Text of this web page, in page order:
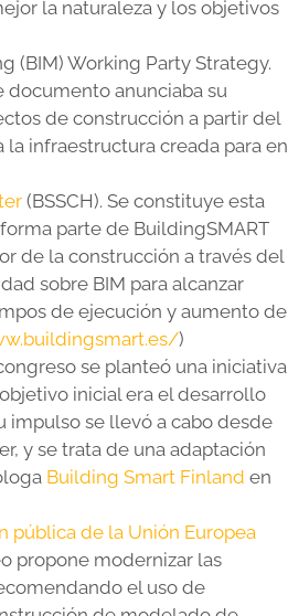
la naturaleza y los objetivos
(BIM) Working Party Strategy.
documento anunciaba su
de construcción a partir del
la infraestructura creada para en
(BSSCH). Se constituye esta
parte de BuildingSMART
de la construcción a través del
sobre BIM para alcanzar
de ejecución y aumento de
)
se planteó una iniciativa
inicial era el desarrollo
impulso se llevó a cabo desde
y se trata de una adaptación
Building Smart Finland en
pública de la Unión Europea
propone modernizar las
el uso de